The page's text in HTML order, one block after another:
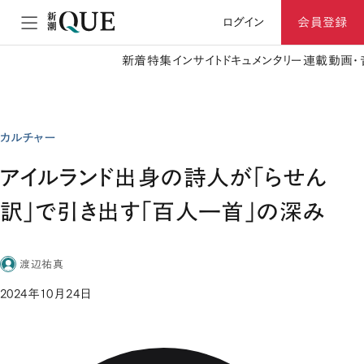
ログイン 会員登録
新着特集 インサイト ドキュメンタリー 連載動画
カルチャー
アイルランド出身の詩人が「らせん
訳」で引き出す「百人一首」の深み
渡辺祐真
2024年10月24日